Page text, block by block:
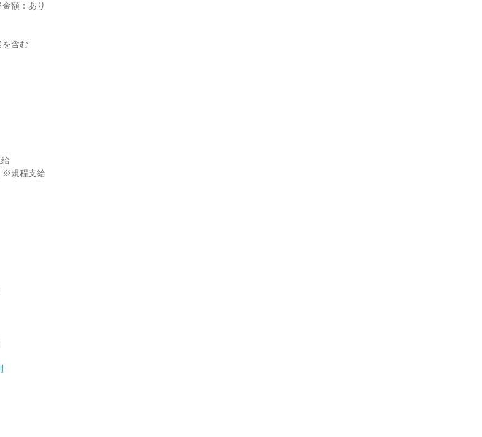
額：あり
含む
※規程支給